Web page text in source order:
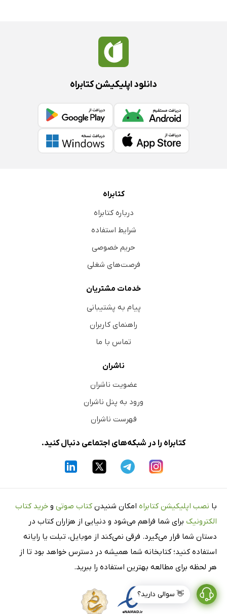
👋 سوالی دارید؟
دانلود اپلیکیشن کتابراه
کتابراه
درباره کتابراه
شرایط استفاده
حریم خصوصی
فرصت‌های شغلی
خدمات مشتریان
پیام به پشتیبانی
راهنمای کاربران
تماس با ما
ناشران
عضویت ناشران
ورود به پنل ناشران
فهرست ناشران
کتابراه را در شبکه‌های اجتماعی دنبال کنید.
با نصب اپلیکیشن کتابراه امکان شنیدن کتاب صوتی و خرید کتاب
الکترونیک برای شما فراهم می‌شود و دنیایی از هزاران کتاب در
دستان شما قرار می‌گیرد. فرقی نمی‌کند از موبایل، تبلت یا رایانه
استفاده کنید؛ کتابخانه شما همیشه در دسترس خواهد بود تا از
هر لحظه برای مطالعه بهترین استفاده را ببرید.